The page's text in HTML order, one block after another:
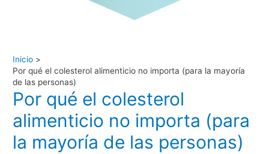
Inicio
Por qué el colesterol alimenticio no importa (para la mayoría
de las personas)
Por qué el colesterol
alimenticio no importa (para
la mayoría de las personas)